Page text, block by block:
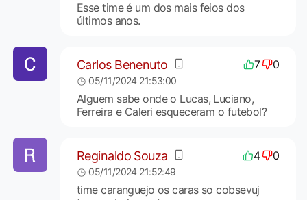
Esse time é um dos mais feios dos
últimos anos.
Carlos Benenuto 7 0
05/11/2024 21:53:00
Alguem sabe onde o Lucas, Luciano,
Ferreira e Caleri esqueceram o futebol?
Reginaldo Souza 4 0
05/11/2024 21:52:49
time caranguejo os caras so cobsevuj